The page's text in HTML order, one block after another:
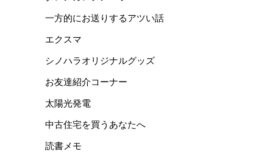
一方的にお送りするアツい話
エクスマ
シノハラオリジナルグッズ
お友達紹介コーナー
太陽光発電
中古住宅を買うあなたへ
読書メモ